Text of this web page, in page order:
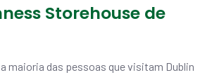
Storehouse de
maioria das pessoas que visitam Dublin